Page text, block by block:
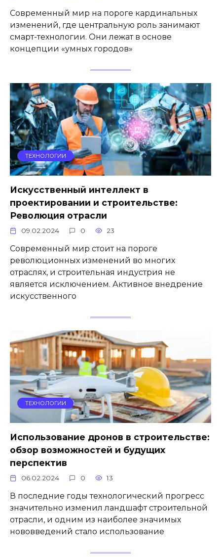
Современный мир на пороге кардинальных
изменений, где центральную роль занимают
смарт-технологии. Они лежат в основе
концепции «умных городов»
ТЕХНОЛОГИИ
Искусственный интеллект в
проектировании и строительстве:
Революция отрасли
09.02.2024 0 23
Современный мир стоит на пороге
революционных изменений во многих
отраслях, и строительная индустрия не
является исключением. Активное внедрение
искусственного
ТЕХНОЛОГИИ
Использование дронов в строительстве:
обзор возможностей и будущих
перспектив
06.02.2024 0 13
В последние годы технологический прогресс
значительно изменил ландшафт строительной
отрасли, и одним из наиболее значимых
нововведений стало использование